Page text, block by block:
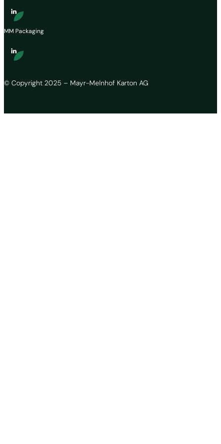
© Copyright 2025 – Mayr-Melnhof Karton AG
MM Packaging